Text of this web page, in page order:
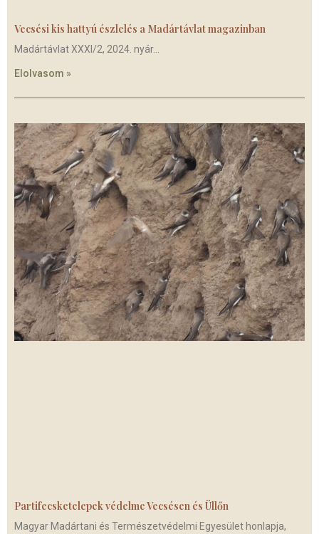
Vecsési kis hattyú észlelés a Madártávlat magazinban
Madártávlat XXXI/2, 2024. nyár
Elolvasom »
Partifecsketelepek védelme Vecsésen és Üllőn
Magyar Madártani és Természetvédelmi Egyesület honlapja,